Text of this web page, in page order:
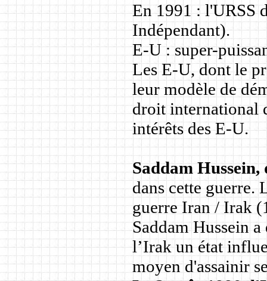
En 1991 : l'URSS
Indépendant).
E-U : super-
Les E-U, dont le
leur modèle de
droit international
intérêts des E-U.
Saddam
dans cette guerre.
guerre Iran / Irak
Saddam Hussein
l’Irak un état
moyen d'assainir